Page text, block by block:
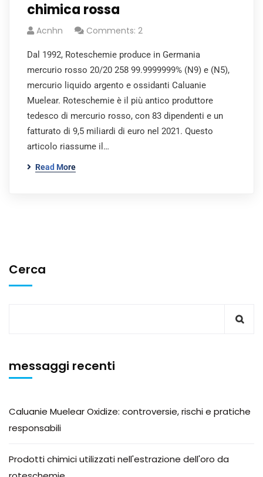
chimica rossa
Acnhn Comments: 2
Dal 1992, Roteschemie produce in Germania
mercurio rosso 20/20 258 99.9999999% (N9) e (N5),
mercurio liquido argento e ossidanti Caluanie
Muelear. Roteschemie è il più antico produttore
tedesco di mercurio rosso, con 83 dipendenti e un
fatturato di 9,5 miliardi di euro nel 2021. Questo
articolo riassume il…
Read More
Cerca
messaggi recenti
Caluanie Muelear Oxidize: controversie, rischi e pratiche
responsabili
Prodotti chimici utilizzati nell'estrazione dell'oro da